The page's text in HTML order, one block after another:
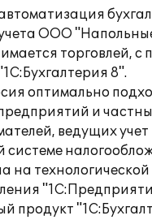
учета ООО
торговлей,
8".
оптимально
и
ведущих
на
продукт